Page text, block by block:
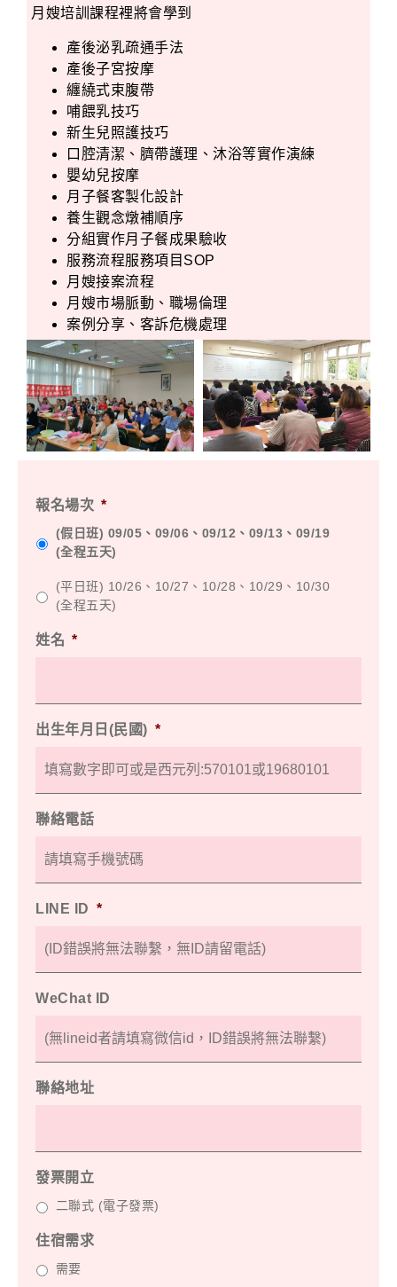
月嫂培訓課程裡將會學到
產後泌乳疏通手法
產後子宮按摩
纏繞式束腹帶
哺餵乳技巧
新生兒照護技巧
口腔清潔、臍帶護理、沐浴等實作演練
嬰幼兒按摩
月子餐客製化設計
養生觀念燉補順序
分組實作月子餐成果驗收
服務流程服務項目SOP
月嫂接案流程
月嫂市場脈動、職場倫理
案例分享、客訴危機處理
報名場次 *
(假日班) 09/05、09/06、09/12、09/13、09/19
(全程五天)
(平日班) 10/26、10/27、10/28、10/29、10/30
(全程五天)
姓名 *
出生年月日(民國) *
聯絡電話
LINE ID *
WeChat ID
聯絡地址
發票開立
二聯式 (電子發票)
住宿需求
需要